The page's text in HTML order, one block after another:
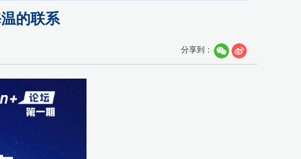
的联系
分享到：